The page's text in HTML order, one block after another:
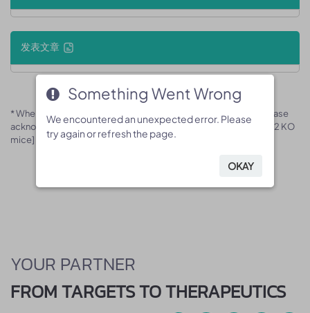
发表文章
* When publishing results obtained using this animal model, please
acknowledge the source as follows: The animal model [B-Lrrtm2 KO
mice] (Cat# 170542) was purchased from Biocytogen.
YOUR PARTNER
FROM TARGETS TO THERAPEUTICS
Something Went Wrong
We encountered an unexpected error. Please
try again or refresh the page.
OKAY
Something Went Wrong
We encountered an unexpected error. Please
try again or refresh the page.
OKAY